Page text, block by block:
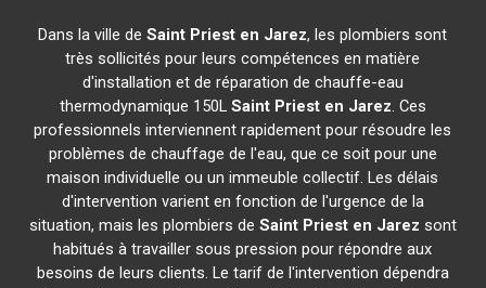
Dans la ville deSaint Priest en Jarez, les plombiers sont
très sollicités pour leurs compétences en matière
d'installation et de réparation de chauffe-eau
thermodynamique 150L Saint Priest en Jarez. Ces
professionnels interviennent rapidement pour résoudre les
problèmes de chauffage de l'eau, que ce soit pour une
maison individuelle ou un immeuble collectif. Les délais
d'intervention varient en fonction de l'urgence de la
situation, mais les plombiers de Saint Priest en Jarez sont
habitués à travailler sous pression pour répondre aux
besoins de leurs clients. Le tarif de l'intervention dépendra